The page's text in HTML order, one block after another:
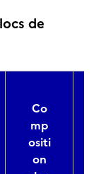
de
Co
mp
ositi
on